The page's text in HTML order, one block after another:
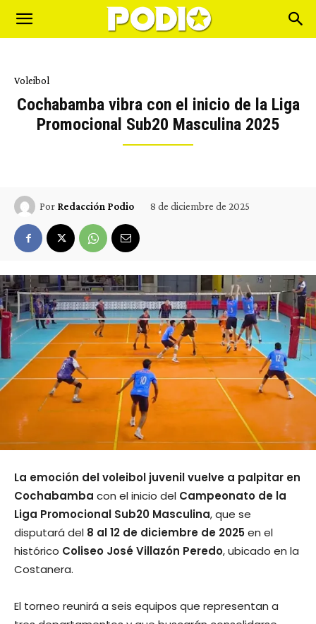
Voleibol
Cochabamba vibra con el inicio de la Liga
Promocional Sub20 Masculina 2025
Por Redacción Podio 8 de diciembre de 2025
La emoción del voleibol juvenil vuelve a palpitar en
Cochabamba con el inicio del Campeonato de la
Liga Promocional Sub20 Masculina, que se
disputará del 8 al 12 de diciembre de 2025en el
histórico Coliseo José Villazón Peredo, ubicado en la
Costanera.
El torneo reunirá a seis equipos que representan a